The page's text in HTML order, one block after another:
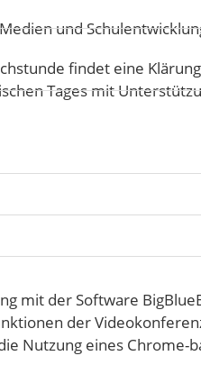
und
findet eine
Tages mit
mit der Software
der
Nutzung eines Chrome-